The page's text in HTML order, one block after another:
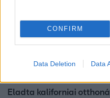
CONFIRM
Data Deletion Data
Eladta kaliforniai